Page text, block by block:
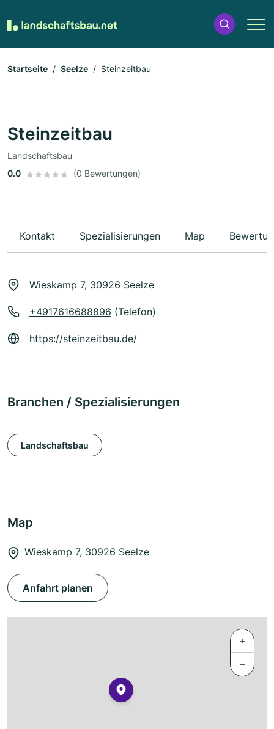
Startseite Seelze Steinzeitbau
Steinzeitbau
Landschaftsbau
0.0
(0 Bewertungen)
Kontakt Spezialisierungen Map
Wieskamp 7, 30926 Seelze
+4917616688896 (Telefon)
https://steinzeitbau.de/
Branchen / Spezialisierungen
Landschaftsbau
Map
Wieskamp 7, 30926 Seelze
Anfahrt planen
+
−